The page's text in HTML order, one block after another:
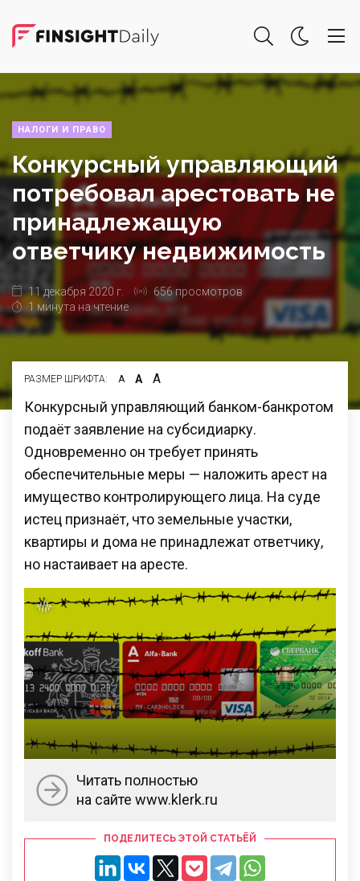
НАЛОГИ И ПРАВО
Конкурсный управляющий
потребовал арестовать не
принадлежащую
ответчику недвижимость
11 декабря 2020 г.
656 просмотров
1 минута на чтение
РАЗМЕР ШРИФТА: А А А
Конкурсный управляющий банком-банкротом
подаёт заявление на субсидиарку.
Одновременно он требует принять
обеспечительные меры — наложить арест на
имущество контролирующего лица. На суде
истец признаёт, что земельные участки,
квартиры и дома не принадлежат ответчику,
но настаивает на аресте.
Читать полностью
на сайте www.klerk.ru
ПОДЕЛИТЕСЬ ЭТОЙ СТАТЬЁЙ